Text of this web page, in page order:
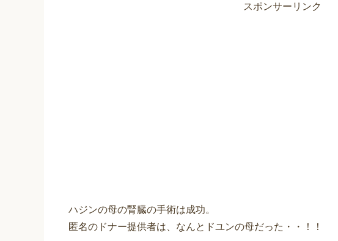
スポンサーリンク
ハジンの母の腎臓の手術は成功。
匿名のドナー提供者は、なんとドユンの母だった・・！！